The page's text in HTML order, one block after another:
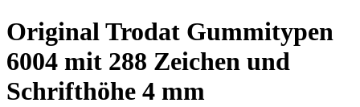
Original Trodat Gummitypen
6004 mit 288 Zeichen und
Schrifthöhe 4 mm